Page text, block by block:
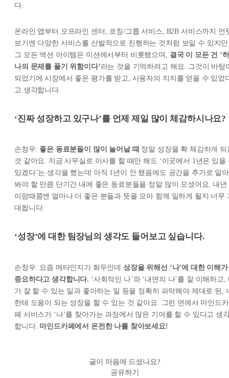
다.
온라인 앱부터 오프라인 센터, 코칭/그룹 서비스, B2B 서비스까지 언
보기엔 다양한 서비스를 산발적으로 진행하는 것처럼 보일 수 있지만
그 모든 액션 아이템은 미션에서부터 비롯됐으며, 결국 이 모든 건 ‘하
나의 문제를 풀기 위함이다’라는 것을 기억하려고 해요. 그것이 바탕
되었기에 시장에서 좋은 평가를 받고, 사용자의 지지를 얻을 수 있었
고 생각합니다.
‘진짜성장하고 있구나’를 언제 제일 많이 체감하시나요?
손창우: 좋은 동료분들이 많이 늘어날 때 정말 성장을 확 체감하게 되
것 같아요. 지금 사무실로 이사를 할 때만 해도 ‘이곳에서 1년은 있을
있겠다’는 생각을 했는데 아직 1년이 안 됐음에도 공간을 추가로 알아
봐야 할 만큼 단기간 내에 좋은 동료분들을 정말 많이 모셨어요. 내년
이맘때쯤엔 얼마나 더 좋은 분들과 뜻을 모아 함께 일하게 될지 너무
대됩니다.
‘성장’에 대한 팀장님의 생각도 들어보고 싶습니다.
손창우: 요즘 메타인지가 화두인데 성장을 위해선 ‘나’에 대한 이해가
중요하다고 생각합니다. ‘사회적인 나’와 ‘내면의 나’를 잘 이해하고,
가 잘 할 수 있는 일과 좋아하는 일 등을 정확히 파악해야 제대로 된,
한테 도움이 되는 성장을 할 수 있는 것 같아요. 그런 면에서 마인드카
페 서비스가 ‘나’를 찾아가는 과정에서 많은 기여를 할 수 있다고 생
합니다. 마인드카페에서 온전한 나를 찾아보세요!
글이 마음에 드셨나요?
공유하기